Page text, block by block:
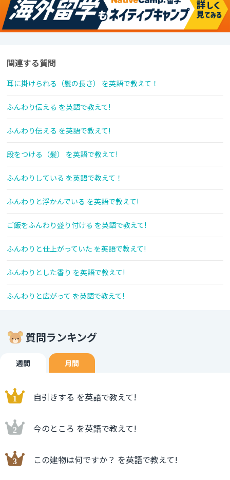
関連する質問
耳に掛けられる（髪の長さ） を英語で教えて！
ふんわり伝える を英語で教えて!
ふんわり伝える を英語で教えて!
段をつける（髪） を英語で教えて!
ふんわりしている を英語で教えて！
ふんわりと浮かんでいる を英語で教えて!
ご飯をふんわり盛り付ける を英語で教えて!
ふんわりと仕上がっていた を英語で教えて!
ふんわりとした香り を英語で教えて!
ふんわりと広がって を英語で教えて!
質問ランキング
週間 月間
自引きする を英語で教えて!
今のところ を英語で教えて!
この建物は何ですか？ を英語で教えて!